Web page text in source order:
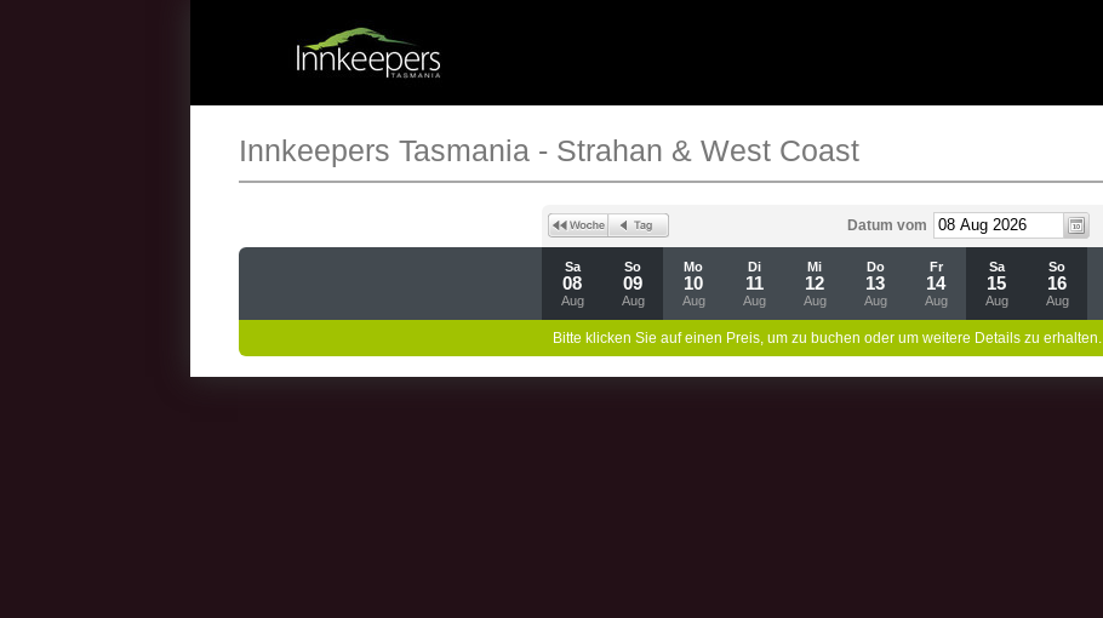
Innkeepers Tasmania - Strahan & West Coast
Datum vom
Sa
08
Aug
So
09
Aug
Mo
10
Aug
Di
11
Aug
Mi
12
Aug
Do
13
Aug
Fr
14
Aug
Sa
15
Aug
So
16
Aug
Bitte klicken Sie auf einen Preis, um zu buchen oder um weitere Details zu erhalten.